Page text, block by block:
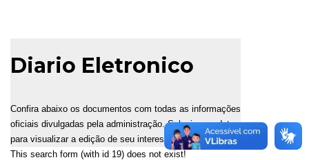
Diario Eletronico
Confira abaixo os documentos com todas as informações
oficiais divulgadas pela administração. Selecione a data
para visualizar a edição de seu interesse.
This search form (with id 19) does not exist!